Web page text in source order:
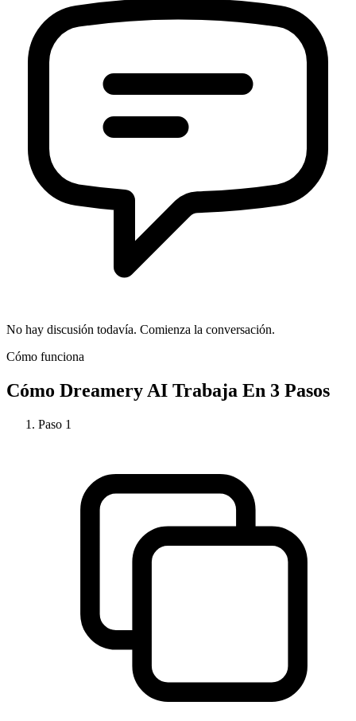
No hay discusión todavía. Comienza la conversación.
Cómo funciona
Cómo Dreamery AI Trabaja En 3 Pasos
Paso 1